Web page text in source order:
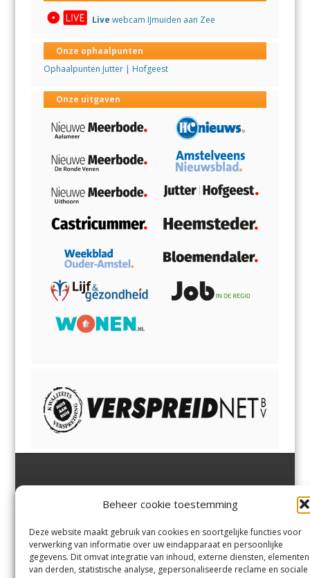
Beheer cookie toestemming
Deze website maakt gebruik van cookies en soortgelijke functies voor
verwerking van informatie over uw eindapparaat en persoonlijke
gegevens. Dit omvat integratie van inhoud, externe diensten, elementen
van derden, statistische analyse, gepersonaliseerde reclame en sociale
Live webcam IJmuiden aan Zee
Onze ophaalpunten
Ophaalpunten Jutter | Hofgeest
Onze uitgaven
Margadantstraat 34
0255-533900
info@jutter.nlofinfo@hofgee
st.nl
Velserbroek,Velsen-Zuid,
Zuid,Driehuisen
Spaarnwoude.